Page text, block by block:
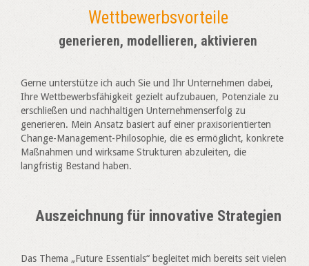
Wettbewerbsvorteile
generieren, modellieren, aktivieren
Gerne unterstütze ich auch Sie und Ihr Unternehmen dabei,
Ihre Wettbewerbsfähigkeit gezielt aufzubauen, Potenziale zu
erschließen und nachhaltigen Unternehmenserfolg zu
generieren. Mein Ansatz basiert auf einer praxisorientierten
Change-Management-Philosophie, die es ermöglicht, konkrete
Maßnahmen und wirksame Strukturen abzuleiten, die
langfristig Bestand haben.
Auszeichnung für innovative Strategien
Das Thema „Future Essentials“ begleitet mich bereits seit vielen